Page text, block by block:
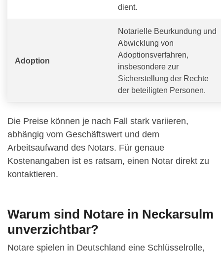
dient.
Adoption
Notarielle Beurkundung und
Abwicklung von
Adoptionsverfahren,
insbesondere zur
Sicherstellung der Rechte
der beteiligten Personen.
Die Preise können je nach Fall stark variieren,
abhängig vom Geschäftswert und dem
Arbeitsaufwand des Notars. Für genaue
Kostenangaben ist es ratsam, einen Notar direkt zu
kontaktieren.
Warum sind Notare in Neckarsulm
unverzichtbar?
Notare spielen in Deutschland eine Schlüsselrolle,